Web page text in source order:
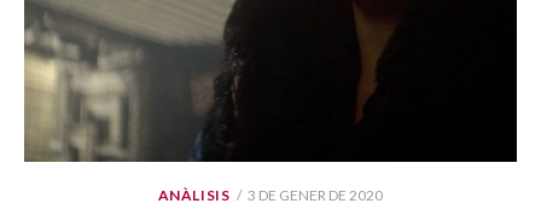
ANÀLISIS
PUBLICAT
3 DE GENER DE 2020